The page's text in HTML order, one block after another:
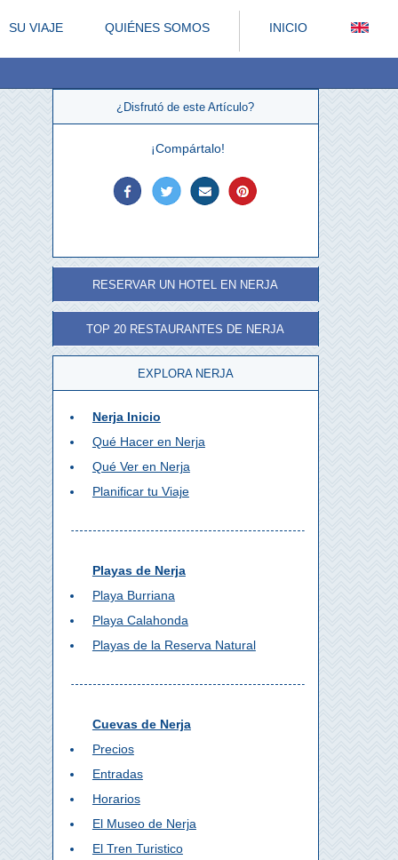
SU VIAJE QUIÉNES SOMOS INICIO
¿Disfrutó de este Artículo?
¡Compártalo!
RESERVAR UN HOTEL EN NERJA
TOP 20 RESTAURANTES DE NERJA
EXPLORA NERJA
Nerja Inicio
Qué Hacer en Nerja
Qué Ver en Nerja
Planificar tu Viaje
Playas de Nerja
Playa Burriana
Playa Calahonda
Playas de la Reserva Natural
Cuevas de Nerja
Precios
Entradas
Horarios
El Museo de Nerja
El Tren Turistico